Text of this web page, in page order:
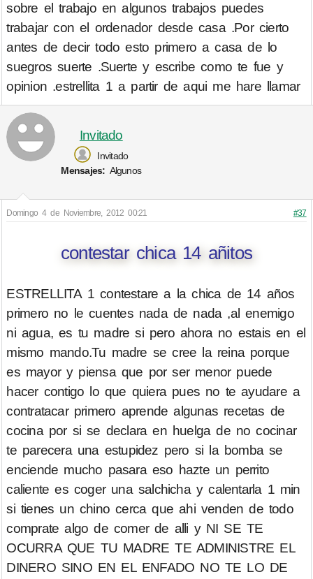
sobre el trabajo en algunos trabajos puedes
trabajar con el ordenador desde casa .Por cierto
antes de decir todo esto primero a casa de lo
suegros suerte .Suerte y escribe como te fue y
opinion .estrellita 1 a partir de aqui me hare llamar
Invitado
Invitado
Mensajes: Algunos
Domingo 4 de Noviembre, 2012 00:21 #37
contestar chica 14 añitos
ESTRELLITA 1 contestare a la chica de 14 años
primero no le cuentes nada de nada ,al enemigo
ni agua, es tu madre si pero ahora no estais en el
mismo mando.Tu madre se cree la reina porque
es mayor y piensa que por ser menor puede
hacer contigo lo que quiera pues no te ayudare a
contratacar primero aprende algunas recetas de
cocina por si se declara en huelga de no cocinar
te parecera una estupidez pero si la bomba se
enciende mucho pasara eso hazte un perrito
caliente es coger una salchicha y calentarla 1 min
si tienes un chino cerca que ahi venden de todo
comprate algo de comer de alli y NI SE TE
OCURRA QUE TU MADRE TE ADMINISTRE EL
DINERO SINO EN EL ENFADO NO TE LO DE